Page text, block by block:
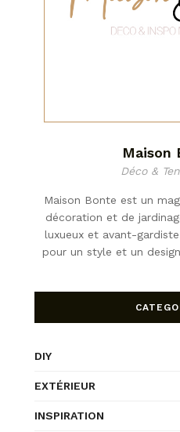
Maison
Déco &
Maison Bonte est un
décoration et de
luxueux et avant-
pour un style et un
DIY
EXTÉRIEUR
INSPIRATION